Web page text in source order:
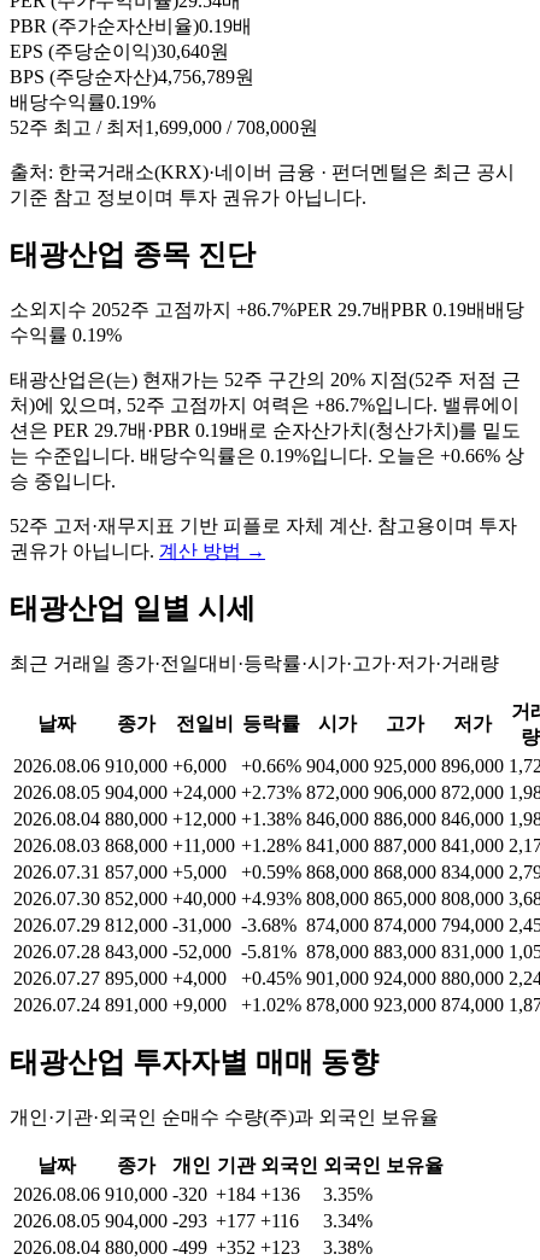
PBR (주가순자산비율)0.19배
EPS (주당순이익)30,640원
BPS (주당순자산)4,756,789원
배당수익률0.19%
52주 최고 / 최저 1,699,000 / 708,000원
출처: 한국거래소(KRX)·네이버 금융 · 펀더멘털은 최근 공시
기준 참고 정보이며 투자 권유가 아닙니다.
태광산업 종목 진단
소외지수 2052주 고점까지 +86.7%PER 29.7배PBR 0.19배 배당
수익률 0.19%
태광산업은(는) 현재가는 52주 구간의 20% 지점(52주 저점 근
처)에 있으며, 52주 고점까지 여력은 +86.7%입니다. 밸류에이
션은 PER 29.7배·PBR 0.19배로 순자산가치(청산가치)를 밑도
는 수준입니다. 배당수익률은 0.19%입니다. 오늘은 +0.66% 상
승 중입니다.
52주 고저·재무지표 기반 피플로 자체 계산. 참고용이며 투자
권유가 아닙니다. 계산 방법 →
태광산업 일별 시세
최근 거래일 종가·전일대비·등락률·시가·고가·저가·거래량
날짜 종가 전일비 등락률 시가 고가 저가
거
량
2026.08.06 910,000 +6,000 +0.66% 904,000 925,000 896,000
2026.08.05 904,000 +24,000 +2.73% 872,000 906,000 872,000
2026.08.04 880,000 +12,000 +1.38% 846,000 886,000 846,000
2026.08.03 868,000 +11,000 +1.28% 841,000 887,000 841,000
2026.07.31 857,000 +5,000 +0.59% 868,000 868,000 834,000
2026.07.30 852,000 +40,000 +4.93% 808,000 865,000 808,000
2026.07.29 812,000 -31,000 -3.68% 874,000 874,000 794,000
2026.07.28 843,000 -52,000 -5.81% 878,000 883,000 831,000
2026.07.27 895,000 +4,000 +0.45% 901,000 924,000 880,000
2026.07.24 891,000 +9,000 +1.02% 878,000 923,000 874,000
태광산업 투자자별 매매 동향
개인·기관·외국인 순매수 수량(주)과 외국인 보유율
날짜 종가 개인 기관 외국인 외국인 보유율
2026.08.06 910,000 -320 +184 +136
3.35%
2026.08.05 904,000 -293 +177 +116
3.34%
2026.08.04 880,000 -499 +352 +123
3.38%